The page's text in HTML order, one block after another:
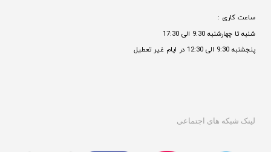
ساعت کاری :
شنبه تا چهارشنبه 9:30 الی 17:30
پنجشنبه 9:30 الی 12:30 در ایام غیر تعطیل
لینک شبکه های اجتماعی